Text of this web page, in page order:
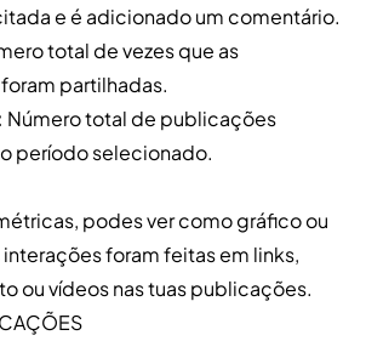
e é adicionado um comentário.
total de vezes que as
partilhadas.
Número total de publicações
período selecionado.
podes ver como gráfico ou
foram feitas em links,
ou vídeos nas tuas publicações.